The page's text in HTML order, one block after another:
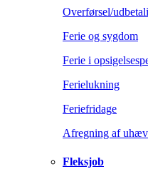
Overførsel/
Ferie og sygdom
Ferie i
Ferielukning
Feriefridage
Afregning af
Fleksjob